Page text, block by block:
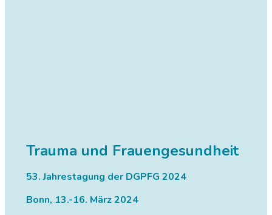
Trauma und Frauengesundheit
53. Jahrestagung der DGPFG 2024
Bonn, 13.-16. März 2024